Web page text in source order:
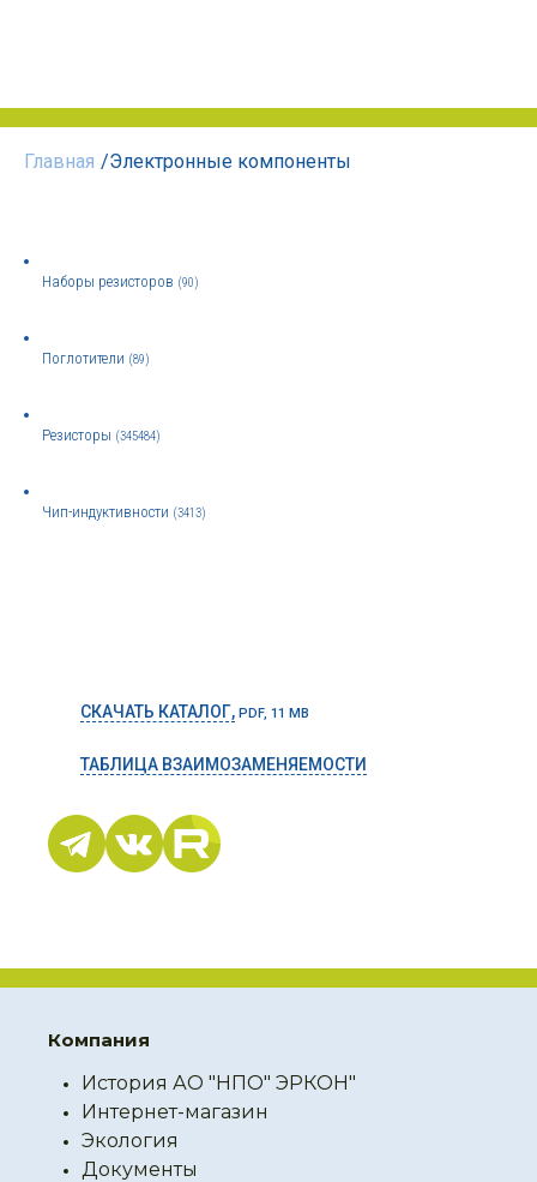
Главная /Электронные компоненты
Наборы резисторов (90)
Поглотители (89)
Резисторы (345484)
Чип-индуктивности (3413)
СКАЧАТЬ КАТАЛОГ, PDF, 11 MB
ТАБЛИЦА ВЗАИМОЗАМЕНЯЕМОСТИ
Компания
История АО "НПО" ЭРКОН"
Интернет-магазин
Экология
Документы